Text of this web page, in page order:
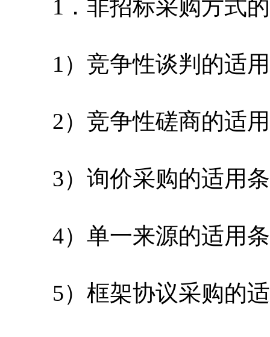
1．非招标采购方式的
1）竞争性谈判的适
2）竞争性磋商的适
3）询价采购的适用
4）单一来源的适用
5）框架协议采购的适